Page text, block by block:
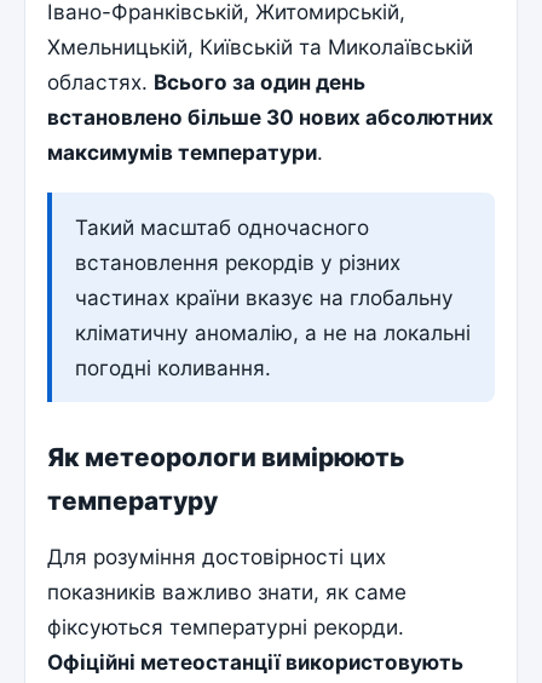
Івано-Франківській, Житомирській,
Хмельницькій, Київській та Миколаївській
областях. Всього за один день
встановлено більше 30 нових абсолютних
максимумів температури.
Такий масштаб одночасного
встановлення рекордів у різних
частинах країни вказує на глобальну
кліматичну аномалію, а не на локальні
погодні коливання.
Як метеорологи вимірюють
температуру
Для розуміння достовірності цих
показників важливо знати, як саме
фіксуються температурні рекорди.
Офіційні метеостанції використовують